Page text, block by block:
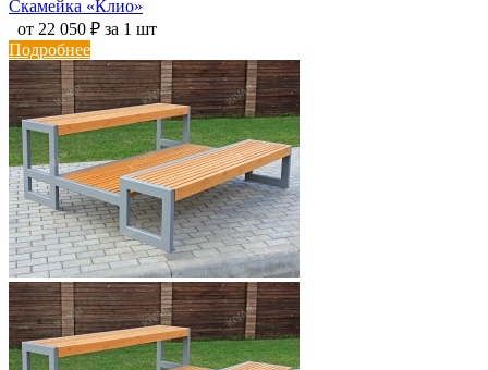
Скамейка «Клио»
от 22 050 ₽ за 1 шт
Подробнее